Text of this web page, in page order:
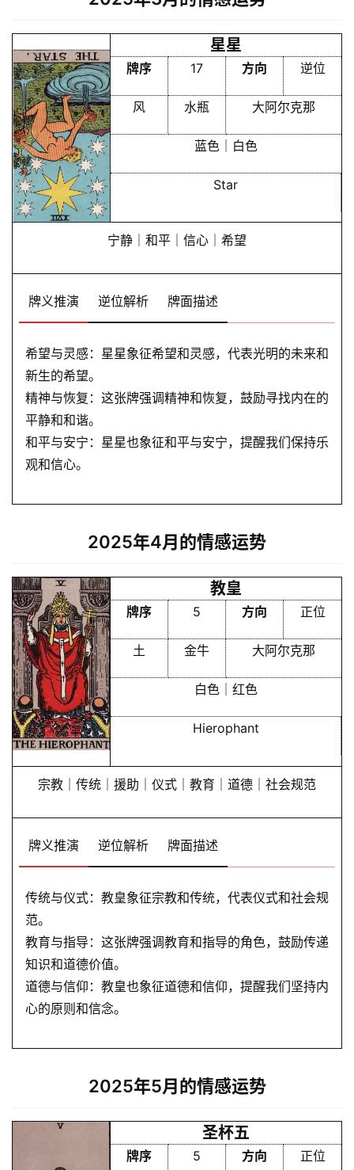
黄
历
占
卜
命
解
梦
服
星星
牌序 17 方向 逆位
风 水瓶 大阿尔克那
蓝色｜白色
Star
宁静｜和平｜信心｜希望
牌义推演 逆位解析 牌面描述
希望与灵感：星星象征希望和灵感，代表光明的未来和
新生的希望。
精神与恢复：这张牌强调精神和恢复，鼓励寻找内在的
平静和和谐。
和平与安宁：星星也象征和平与安宁，提醒我们保持乐
观和信心。
2025年4月的情感运势
教皇
牌序 5 方向 正位
土 金牛 大阿尔克那
白色｜红色
Hierophant
宗教｜传统｜援助｜仪式｜教育｜道德｜社会规范
牌义推演 逆位解析 牌面描述
传统与仪式：教皇象征宗教和传统，代表仪式和社会规
范。
教育与指导：这张牌强调教育和指导的角色，鼓励传递
知识和道德价值。
道德与信仰：教皇也象征道德和信仰，提醒我们坚持内
心的原则和信念。
2025年5月的情感运势
圣杯五
牌序 5 方向 正位